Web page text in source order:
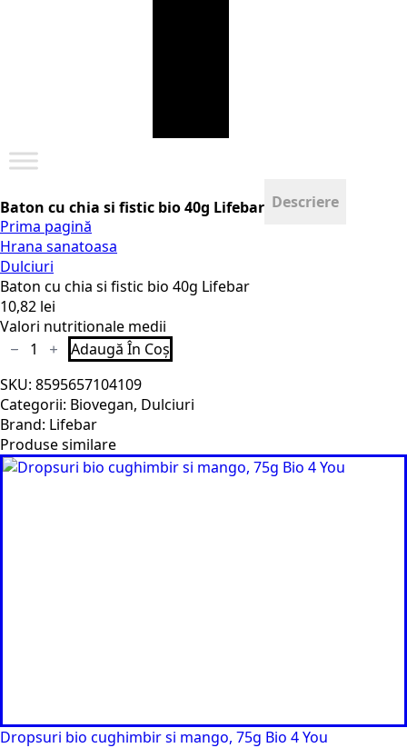
Baton cu chia si fistic bio 40g Lifebar
Prima pagină
Hrana sanatoasa
Dulciuri
Baton cu chia si fistic bio 40g Lifebar
10,82 lei
Valori nutritionale medii
Cantitate
Baton
chia
si
fistic
bio
40g
Lifebar
Adaugă În Coș
SKU: 8595657104109
Categorii: Biovegan, Dulciuri
Brand: Lifebar
Descriere
Produse similare
Dropsuri bio cughimbir si mango, 75g Bio 4 You